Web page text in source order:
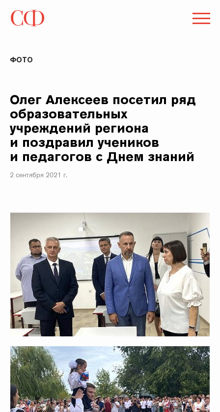
ФОТО
Олег Алексеев посетил ряд
образовательных
учреждений региона
и поздравил учеников
и педагогов с Днем знаний
2 сентября 2021 г.